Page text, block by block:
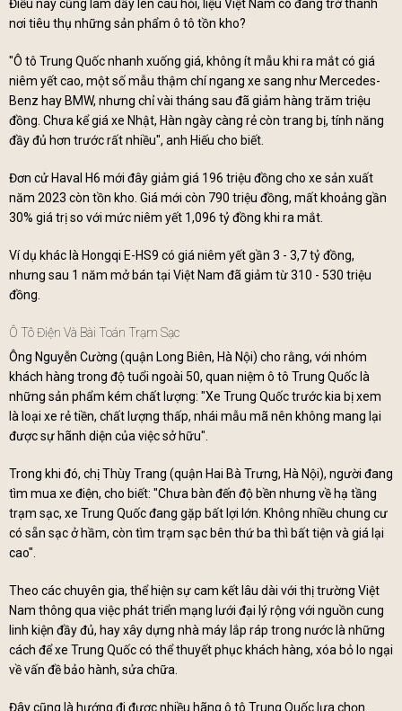
Điều này cũng làm dấy lên câu hỏi, liệu Việt Nam có đang trở thành
nơi tiêu thụ những sản phẩm ô tô tồn kho?
"Ô tô Trung Quốc nhanh xuống giá, không ít mẫu khi ra mắt có giá
niêm yết cao, một số mẫu thậm chí ngang xe sang như Mercedes-
Benz hay BMW, nhưng chỉ vài tháng sau đã giảm hàng trăm triệu
đồng. Chưa kể giá xe Nhật, Hàn ngày càng rẻ còn trang bị, tính năng
đầy đủ hơn trước rất nhiều", anh Hiếu cho biết.
Đơn cử Haval H6 mới đây giảm giá 196 triệu đồng cho xe sản xuất
năm 2023 còn tồn kho. Giá mới còn 790 triệu đồng, mất khoảng gần
30% giá trị so với mức niêm yết 1,096 tỷ đồng khi ra mắt.
Ví dụ khác là Hongqi E-HS9 có giá niêm yết gần 3 - 3,7 tỷ đồng,
nhưng sau 1 năm mở bán tại Việt Nam đã giảm từ 310 - 530 triệu
đồng.
Ô Tô Điện Và Bài Toán Trạm Sạc
Ông Nguyễn Cường (quận Long Biên, Hà Nội) cho rằng, với nhóm
khách hàng trong độ tuổi ngoài 50, quan niệm ô tô Trung Quốc là
những sản phẩm kém chất lượng: "Xe Trung Quốc trước kia bị xem
là loại xe rẻ tiền, chất lượng thấp, nhái mẫu mã nên không mang lại
được sự hãnh diện của việc sở hữu".
Trong khi đó, chị Thùy Trang (quận Hai Bà Trưng, Hà Nội), người đang
tìm mua xe điện, cho biết: "Chưa bàn đến độ bền nhưng về hạ tầng
trạm sạc, xe Trung Quốc đang gặp bất lợi lớn. Không nhiều chung cư
có sẵn sạc ở hầm, còn tìm trạm sạc bên thứ ba thì bất tiện và giá lại
cao".
Theo các chuyên gia, thể hiện sự cam kết lâu dài với thị trường Việt
Nam thông qua việc phát triển mạng lưới đại lý rộng với nguồn cung
linh kiện đầy đủ, hay xây dựng nhà máy lắp ráp trong nước là những
cách để xe Trung Quốc có thể thuyết phục khách hàng, xóa bỏ lo ngại
về vấn đề bảo hành, sửa chữa.
Đây cũng là hướng đi được nhiều hãng ô tô Trung Quốc lựa chọn.